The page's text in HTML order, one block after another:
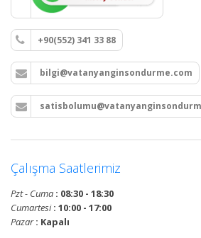
+90(552) 341 33 88
bilgi@vatanyanginsondurme.com
Çalışma Saatlerimiz
Pzt - Cuma : 08:30 - 18:30
Cumartesi: 10:00 - 17:00
Pazar: Kapalı